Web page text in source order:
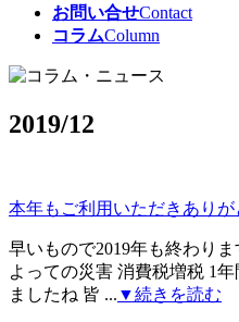
お問い合せContact
コラムColumn
2019/12
本年もご利用いただきありが
早いもので2019年も終わり
よっての災害 消費税増税 1
ましたね 皆 ... ▼続きを読む